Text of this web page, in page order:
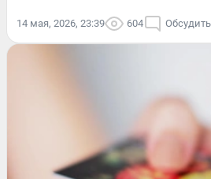
14 мая, 2026, 23:39 604 Обсудить